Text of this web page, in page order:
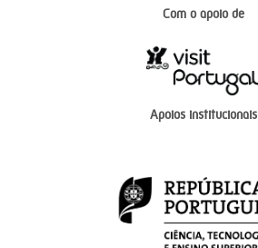
Com o apoio de
Apoios institucionais